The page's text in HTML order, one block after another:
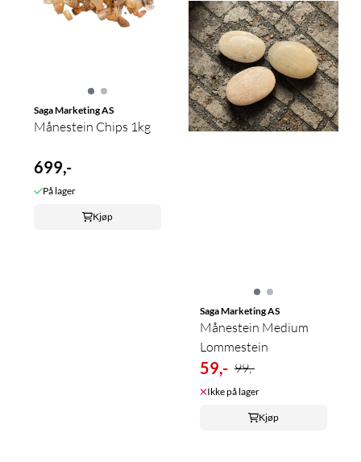
Saga Marketing AS
Månestein Chips 1kg
699,-
På lager
Kjøp
Saga Marketing AS
Månestein Medium
Lommestein
59,- 99,-
Ikke på lager
Kjøp